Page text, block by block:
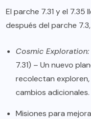
El parche 7.31 y el
después del parche
Cosmic
7.31) – Un nuevo
recolectan
cambios adicionales.
Misiones para